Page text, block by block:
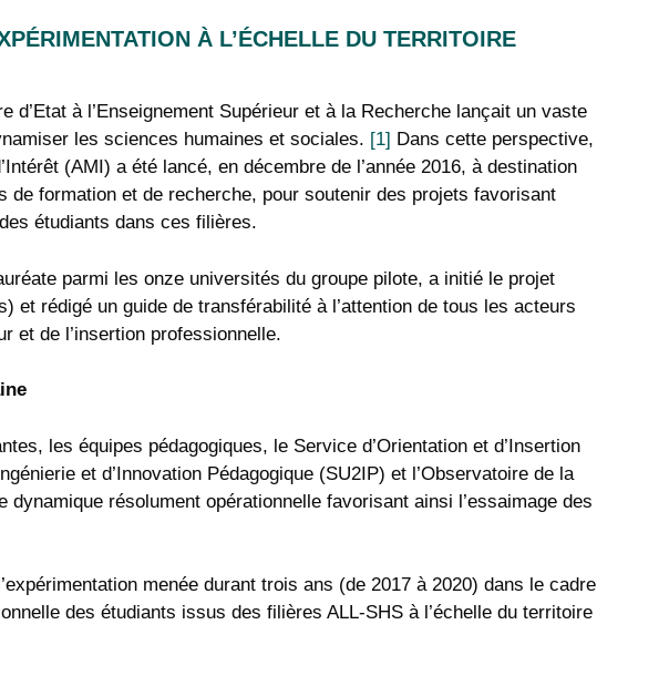
À L’ÉCHELLE DU TERRITOIRE
d’Etat à l’Enseignement Supérieur et à la Recherche lançait un vaste
les sciences humaines et sociales. [1] Dans cette perspective,
(AMI) a été lancé, en décembre de l’année 2016, à destination
de formation et de recherche, pour soutenir des projets favorisant
étudiants dans ces filières.
parmi les onze universités du groupe pilote, a initié le projet
et rédigé un guide de transférabilité à l’attention de tous les acteurs
et de l’insertion professionnelle.
les équipes pédagogiques, le Service d’Orientation et d’Insertion
et d’Innovation Pédagogique (SU2IP) et l’Observatoire de la
résolument opérationnelle favorisant ainsi l’essaimage des
menée durant trois ans (de 2017 à 2020) dans le cadre
des étudiants issus des filières ALL-SHS à l’échelle du territoire